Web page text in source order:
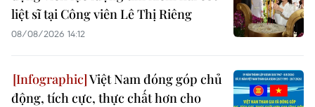
liệt sĩ tại Công viên Lê Thị Riêng
08/08/2026 14:12
Việt Nam đóng góp chủ
động, tích cực, thực chất hơn cho